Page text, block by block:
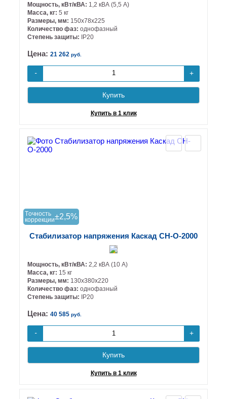
Мощность, кВт/кВА: 1,2 кВА (5,5 А)
Масса, кг: 5 кг
Размеры, мм: 150х78х225
Количество фаз: однофазный
Степень защиты: IP20
Цена: 21 262 руб.
- +
Купить
Купить в 1 клик
Tочность
коррекции±2,5%
Стабилизатор напряжения Каскад СН-О-2000
Мощность, кВт/кВА: 2,2 кВА (10 А)
Масса, кг: 15 кг
Размеры, мм: 130х380х220
Количество фаз: однофазный
Степень защиты:
IP20
Цена: 40 585 руб.
- +
Купить
Купить в 1 клик